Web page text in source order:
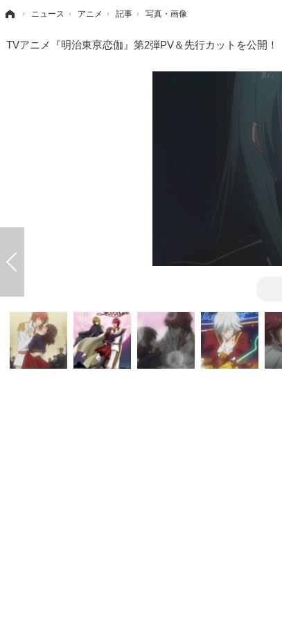
› ニュース › アニメ › 記事 › 写真・画像
TVアニメ『明治東亰恋伽』第2弾PV＆先行カットを公開！